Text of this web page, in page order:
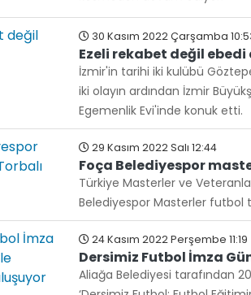
30 Kasım 2022 Çarşamba
Ezeli rekabet değil
İzmir'in tarihi iki kulübü
iki olayın ardından İzmir
Egemenlik Evi'inde konuk etti.
29 Kasım 2022 Salı 12:44
Foça Belediyespor
Türkiye Masterler ve
Belediyespor Masterler futbol
24 Kasım 2022 Perşembe 11:19
Dersimiz Futbol İmza
Aliağa Belediyesi tarafından